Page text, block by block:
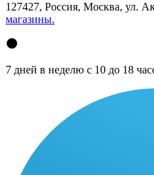
127427, Россия, Москва, ул.
магазины.
7 дней в неделю с 10 до 18